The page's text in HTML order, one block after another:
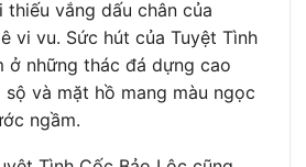
thiếu vắng dấu chân của
vi vu. Sức hút của Tuyệt Tình
ở những thác đá dựng cao
và mặt hồ mang màu ngọc
ngầm.